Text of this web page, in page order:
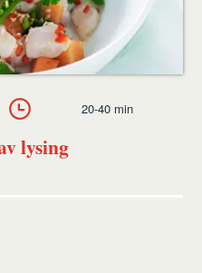
lysing
20-40 min